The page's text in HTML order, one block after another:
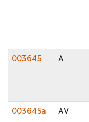
003645 A
003645a AV